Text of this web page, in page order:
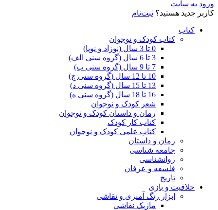
ورود به سایت
کاربر جدید هستید؟ ثبت‌نام
کتاب
کتاب کودک و نوجوان
0 تا 3 سال (نوزاد و نوپا)
3 تا 6 سال (گروه سنی الف)
7 تا 9 سال (گروه سنی ب)
10 تا 12 سال (گروه سنی ج)
13 تا 15 سال (گروه سنی د)
16 تا 18 سال (گروه سنی ه)
شعر کودک و نوجوان
رمان و داستان کودک و نوجوان
کتاب کار کودک
کتاب علمی کودک و نوجوان
رمان و داستان
جامعه شناسی
روانشناسی
فلسفه و عرفان
تاریخ
خلاقیت و بازی
ابزار رنگ آمیزی و نقاشی
ماژیک نقاشی